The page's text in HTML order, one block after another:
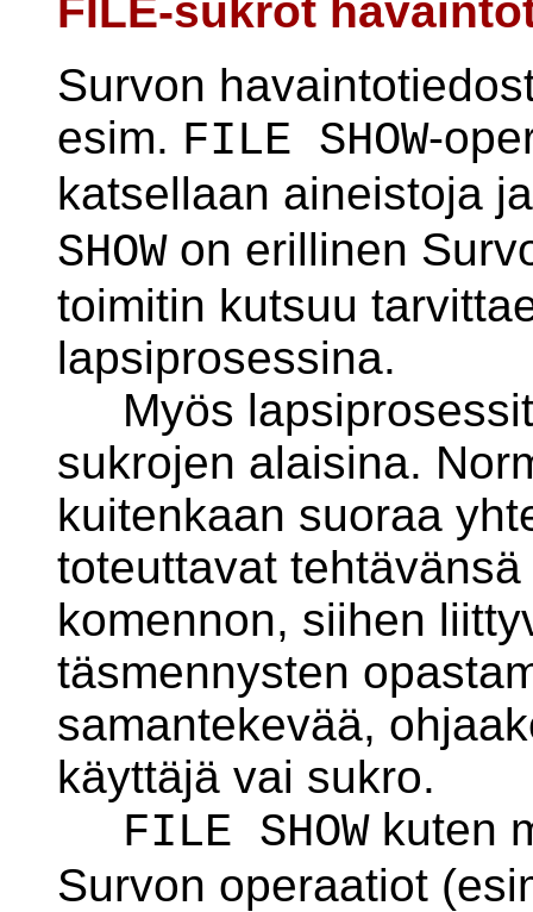
FILE-sukrot
Survon
esim. FILE SHOW-
katsellaan aineistoja
SHOWon erillinen
toimitin kutsuu
lapsiprosessina.
Myös
sukrojen alaisina.
kuitenkaan suoraa
toteuttavat
komennon, siihen
täsmennysten
samantekevää,
käyttäjä vai sukro.
FILE SHOWkuten
Survon operaatiot